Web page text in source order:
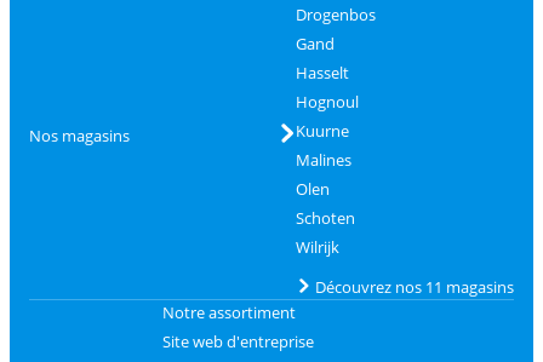
Nos magasins
Drogenbos
Gand
Hasselt
Hognoul
Kuurne
Malines
Olen
Schoten
Wilrijk
Découvrez nos 11 magasins
Notre assortiment
Site web d'entreprise